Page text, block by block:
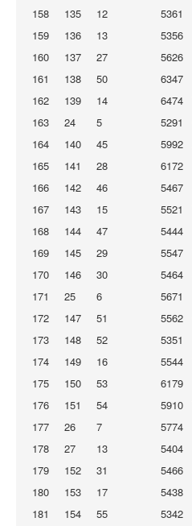
158
135 12 5361
159
136 13 5356
160
137 27 5626
161
138 50 6347
162
139 14 6474
163
24 5 5291
164
140 45 5992
165
141 28 6172
166
142 46 5467
167
143 15 5521
168
144 47 5444
169
145 29 5547
170
146 30 5464
171
25 6 5671
172
147 51 5562
173
148 52 5351
174
149 16 5544
175
150 53 6179
176
151 54 5910
177
26 7 5774
178
27 13 5404
179
152 31 5466
180
153 17 5438
181
154 55 5342